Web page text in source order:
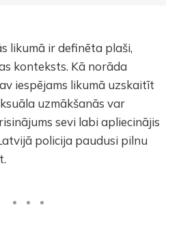
likumā ir definēta plaši,
konteksts. Kā norāda
iespējams likumā uzskaitīt
uzmākšanās var
sevi labi apliecinājis
policija paudusi pilnu